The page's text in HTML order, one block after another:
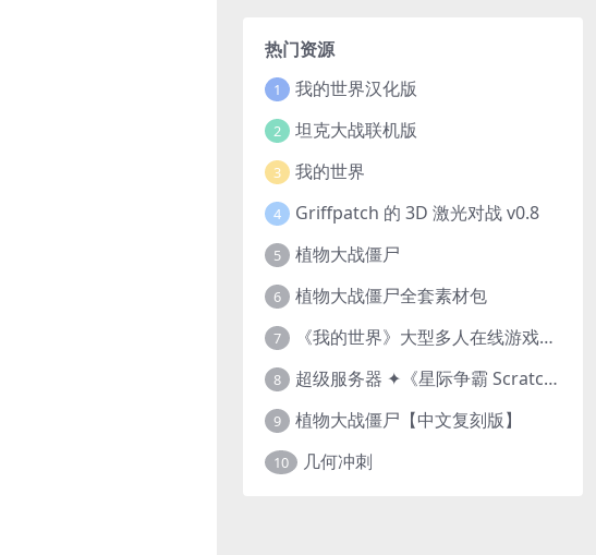
热门资源
1 我的世界汉化版
2 坦克大战联机版
3 我的世界
4 Griffpatch 的 3D 激光对战 v0.8
5 植物大战僵尸
6 植物大战僵尸全套素材包
7 《我的世界》大型多人在线游戏（MMO）v1.7
8 超级服务器 ✦《星际争霸 Scratch（经典版本）》
9 植物大战僵尸【中文复刻版】
10 几何冲刺